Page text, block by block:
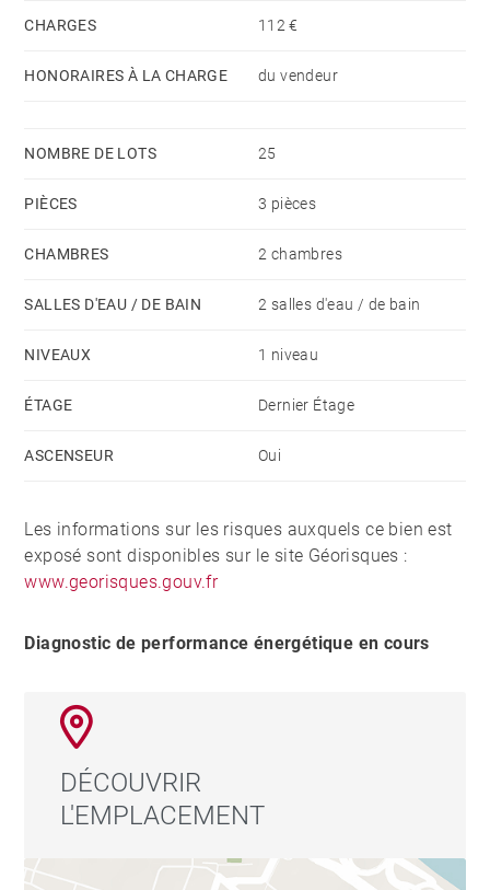
CHARGES 112 €
HONORAIRES À LA CHARGE du vendeur
NOMBRE DE LOTS 25
PIÈCES 3 pièces
CHAMBRES 2 chambres
SALLES D'EAU / DE BAIN 2 salles d'eau / de bain
NIVEAUX 1 niveau
ÉTAGE Dernier Étage
ASCENSEUR Oui
Les informations sur les risques auxquels ce bien est
exposé sont disponibles sur le site Géorisques :
www.georisques.gouv.fr
Diagnostic de performance énergétique en cours
DÉCOUVRIR
L'EMPLACEMENT